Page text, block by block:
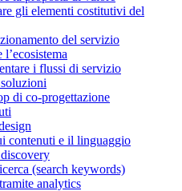
gli elementi costitutivi del
del servizio
i flussi di servizio
di co-progettazione
contenuti e il linguaggio
(search keywords)
analytics